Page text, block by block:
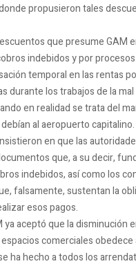
propusieron tales
que presume GAM
indebidos y por
temporal en las rentas
durante los trabajos de la mal
en realidad se trata del
al aeropuerto capitalino.
en que las
que, a su decir,
indebidos, así como los
falsamente, sustentan la
esos pagos.
aceptó que la disminución
comerciales obedece
ha hecho a todos los